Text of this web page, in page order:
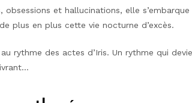
obsessions et hallucinations, elle
plus en plus cette vie nocturne d’excès.
rythme des actes d’Iris. Un rythme qui